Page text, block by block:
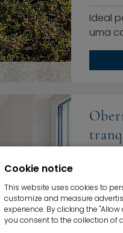
Ideal
uma
preço
Área
Cookie notice
This website uses cookies to
customize and measure
experience. By clicking the
you consent to the collection of